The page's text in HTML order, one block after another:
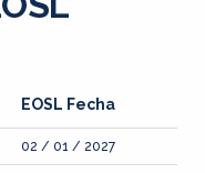
EOSL Fecha
02 / 01 / 2027